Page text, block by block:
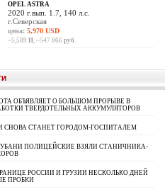
OPEL ASTRA
2020 г.вып. 1.7, 140 л.с.
г.Северская
цена: 5,970 USD
~5,589 И, ~547 866 руб.
ОБЪЯВЛЯЕТ О БОЛЬШОМ ПРОРЫВЕ В
ТВЕРДОТЕЛЬНЫХ АККУМУЛЯТОРОВ
СНОВА СТАНЕТ ГОРОДОМ-ГОСПИТАЛЕМ
ПОЛИЦЕЙСКИЕ ВЗЯЛИ СТАНИЧНИКА-
РОССИИ И ГРУЗИИ НЕСКОЛЬКО ДНЕЙ
ПРОБКИ